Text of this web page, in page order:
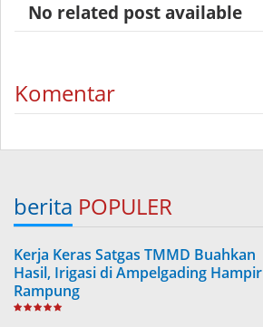
No related post available
Komentar
berita POPULER
Kerja Keras Satgas TMMD Buahkan
Hasil, Irigasi di Ampelgading Hampir
Rampung